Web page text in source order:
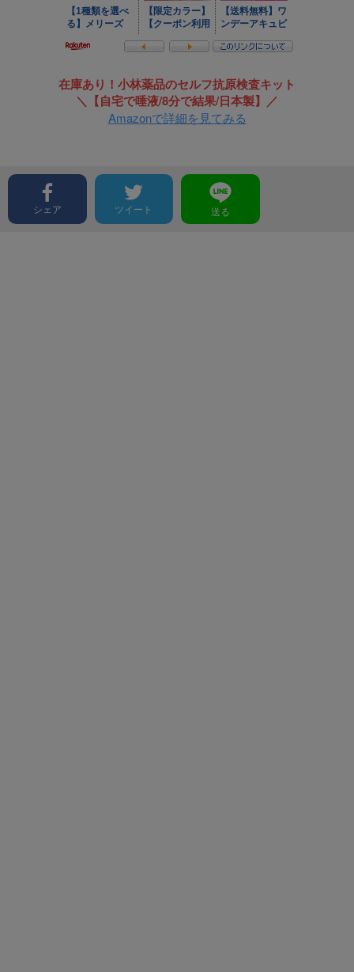
在庫あり！小林薬品のセルフ抗原検査キット
＼【自宅で唾液/8分で結果/日本製】／
Amazonで詳細を見てみる
シェア ツイート 送る